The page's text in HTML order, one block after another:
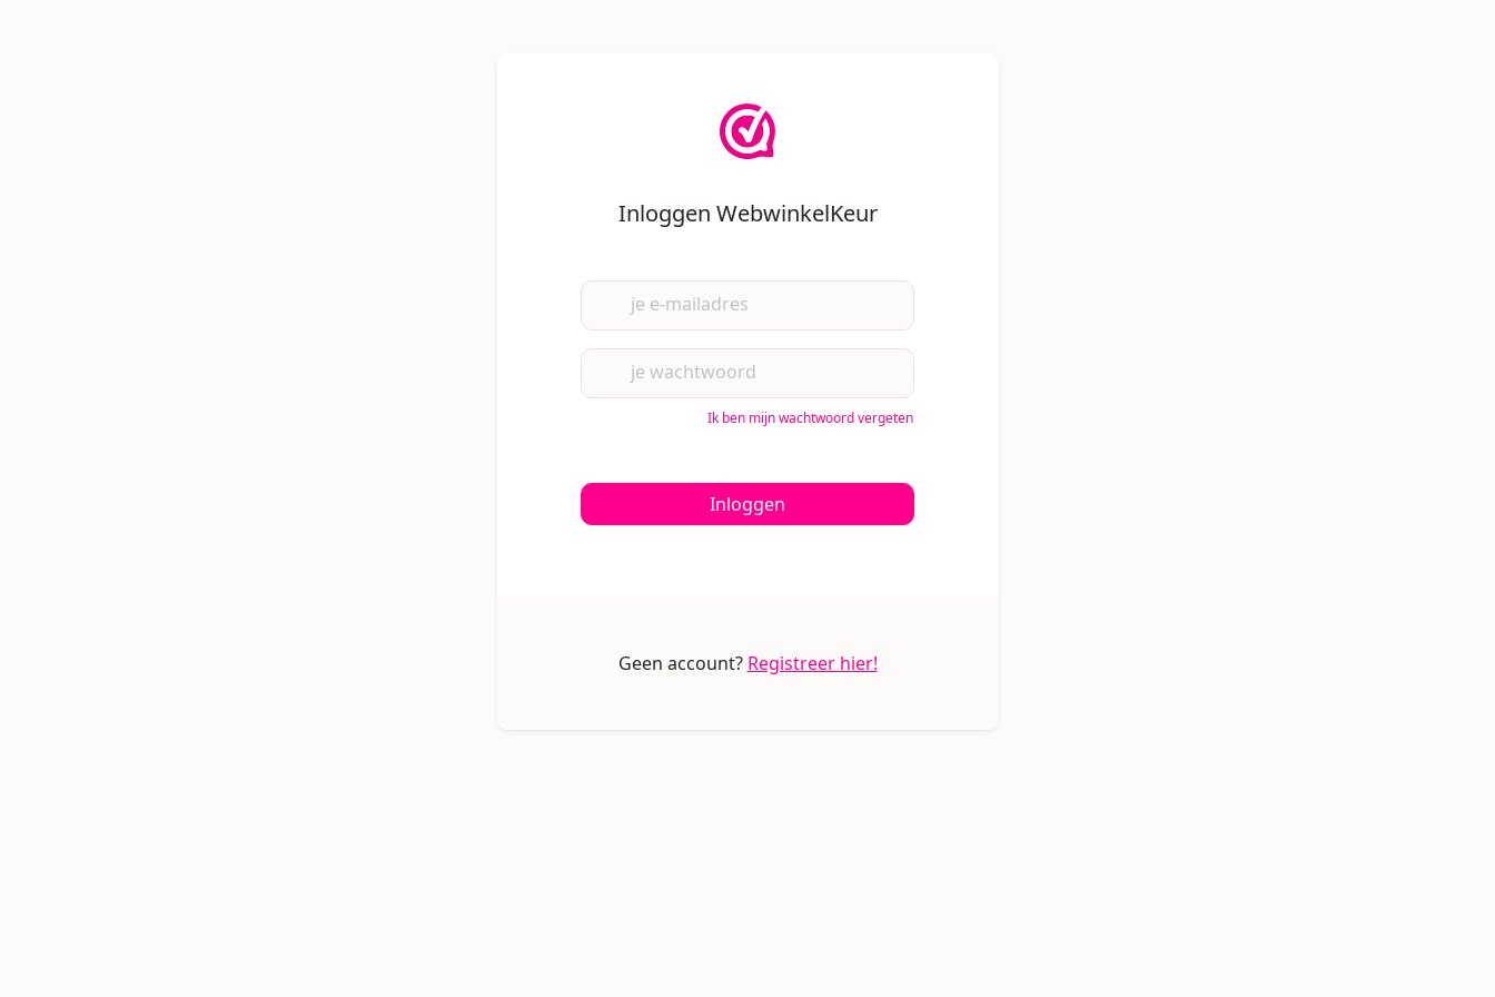
Inloggen WebwinkelKeur
je e-mailadres
je wachtwoord
Ik ben mijn wachtwoord vergeten
Inloggen
Geen account? Registreer hier!